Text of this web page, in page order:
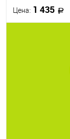
Цена: 1 435